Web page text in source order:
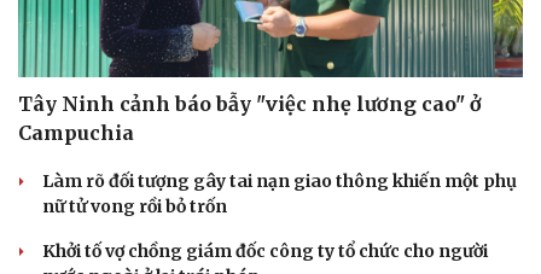
Tây Ninh cảnh báo bẫy "việc nhẹ lương cao" ở
Campuchia
Làm rõ đối tượng gây tai nạn giao thông khiến một phụ
nữ tử vong rồi bỏ trốn
Khởi tố vợ chồng giám đốc công ty tổ chức cho người